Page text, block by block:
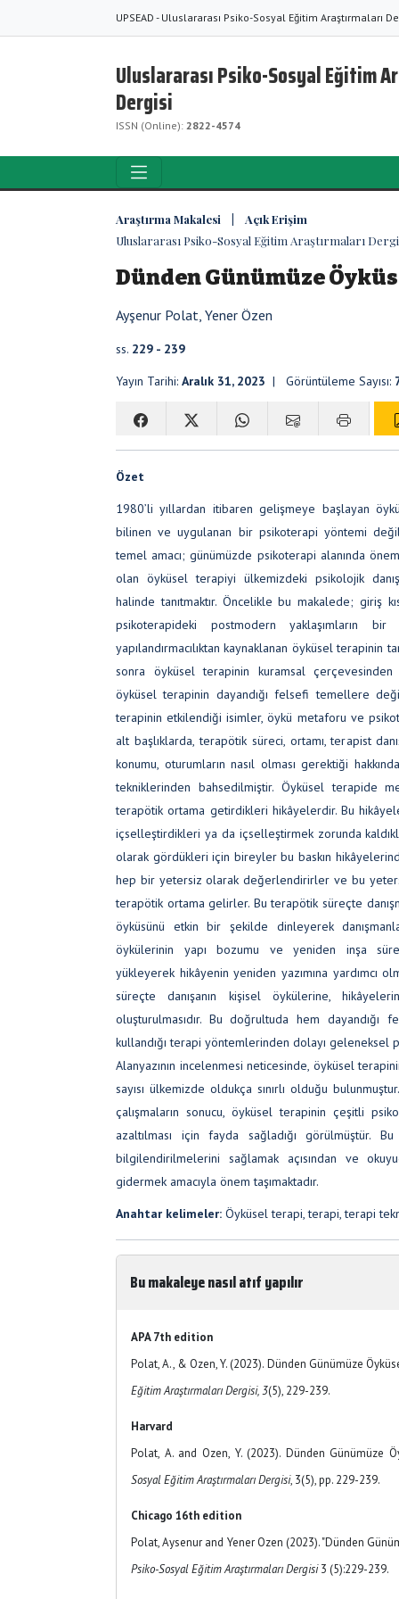
UPSEAD - Uluslararası Psiko-Sosyal Eğitim Araştırmaları
Uluslararası Psiko-Sosyal Eğitim
Dergisi
ISSN (Online): 2822-4574
Araştırma Makalesi | Açık Erişim
Uluslararası Psiko-Sosyal Eğitim Araştırmaları
Dünden Günümüze
Ayşenur Polat, Yener Özen
ss. 229 - 239
Yayın Tarihi: Aralık 31, 2023 | Görüntüleme Sayısı:
Özet
1980’li yıllardan itibaren gelişmeye başlayan
bilinen ve uygulanan bir psikoterapi yöntemi
temel amacı; günümüzde psikoterapi alanında
olan öyküsel terapiyi ülkemizdeki psikolojik
halinde tanıtmaktır. Öncelikle bu makalede; giriş
psikoterapideki postmodern yaklaşımların
yapılandırmacılıktan kaynaklanan öyküsel terapinin
sonra öyküsel terapinin kuramsal
öyküsel terapinin dayandığı felsefi temellere
terapinin etkilendiği isimler, öykü metaforu ve
alt başlıklarda, terapötik süreci, ortamı, terapist
konumu, oturumların nasıl olması gerektiği
tekniklerinden bahsedilmiştir. Öyküsel terapide
terapötik ortama getirdikleri hikâyelerdir. Bu
içselleştirdikleri ya da içselleştirmek zorunda
olarak gördükleri için bireyler bu baskın
hep bir yetersiz olarak değerlendirirler ve bu
terapötik ortama gelirler. Bu terapötik süreçte
öyküsünü etkin bir şekilde dinleyerek
öykülerinin yapı bozumu ve yeniden inşa
yükleyerek hikâyenin yeniden yazımına yardımcı
süreçte danışanın kişisel öykülerine,
oluşturulmasıdır. Bu doğrultuda hem
kullandığı terapi yöntemlerinden dolayı geleneksel
Alanyazının incelenmesi neticesinde, öyküsel
sayısı ülkemizde oldukça sınırlı olduğu
çalışmaların sonucu, öyküsel terapinin çeşitli
azaltılması için fayda sağladığı görülmüştür.
bilgilendirilmelerini sağlamak açısından ve
gidermek amacıyla önem taşımaktadır.
Anahtar kelimeler: Öyküsel terapi, terapi, terapi
Bu makaleye nasıl atıf yapılır
APA 7th edition
Polat, A., & Ozen, Y. (2023). Dünden Günümüze
Eğitim Araştırmaları Dergisi, 3(5), 229-239.
Harvard
Polat, A. and Ozen, Y. (2023). Dünden Günümüze
Sosyal Eğitim Araştırmaları Dergisi, 3(5), pp. 229-239.
Chicago 16th edition
Polat, Aysenur and Yener Ozen (2023). "Dünden
Psiko-Sosyal Eğitim Araştırmaları Dergisi3 (5):229-239.